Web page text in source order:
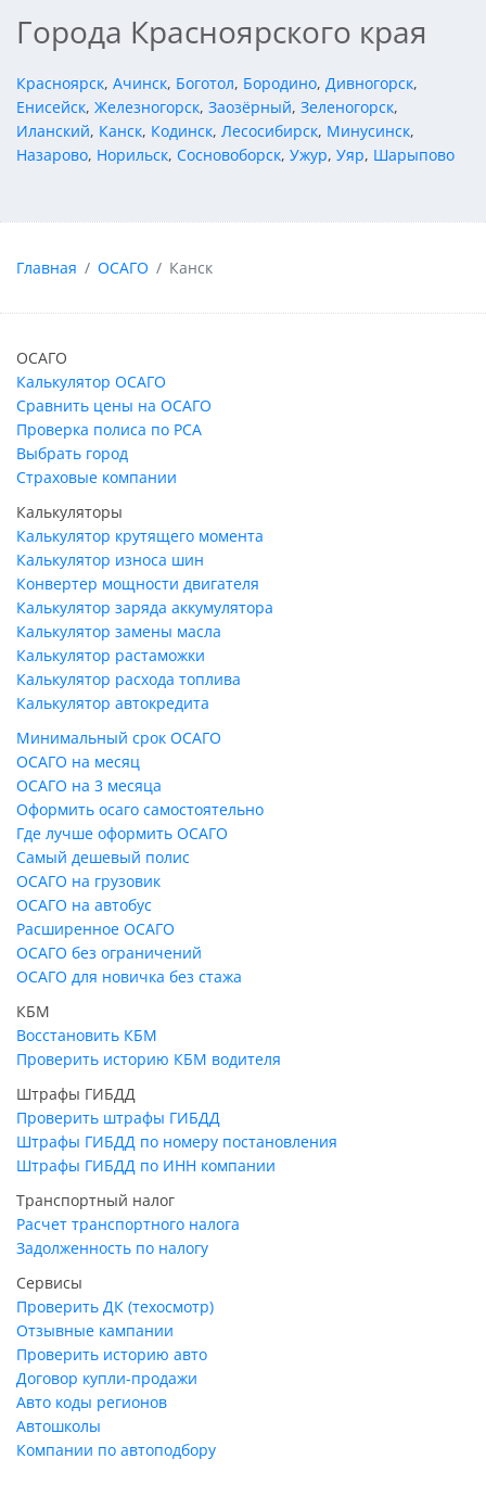
Города Красноярского края
Красноярск, Ачинск, Боготол, Бородино, Дивногорск,
Енисейск, Железногорск, Заозёрный, Зеленогорск,
Иланский, Канск, Кодинск, Лесосибирск, Минусинск,
Назарово, Норильск, Сосновоборск, Ужур, Уяр, Шарыпово
Главная ОСАГО Канск
ОСАГО
Калькулятор ОСАГО
Сравнить цены на ОСАГО
Проверка полиса по РСА
Выбрать город
Страховые компании
Калькуляторы
Калькулятор крутящего момента
Калькулятор износа шин
Конвертер мощности двигателя
Калькулятор заряда аккумулятора
Калькулятор замены масла
Калькулятор растаможки
Калькулятор расхода топлива
Калькулятор автокредита
Минимальный срок ОСАГО
ОСАГО на месяц
ОСАГО на 3 месяца
Оформить осаго самостоятельно
Где лучше оформить ОСАГО
Самый дешевый полис
ОСАГО на грузовик
ОСАГО на автобус
Расширенное ОСАГО
ОСАГО без ограничений
ОСАГО для новичка без стажа
КБМ
Восстановить КБМ
Проверить историю КБМ водителя
Штрафы ГИБДД
Проверить штрафы ГИБДД
Штрафы ГИБДД по номеру постановления
Штрафы ГИБДД по ИНН компании
Транспортный налог
Расчет транспортного налога
Задолженность по налогу
Сервисы
Проверить ДК (техосмотр)
Отзывные кампании
Проверить историю авто
Договор купли-продажи
Авто коды регионов
Автошколы
Компании по автоподбору